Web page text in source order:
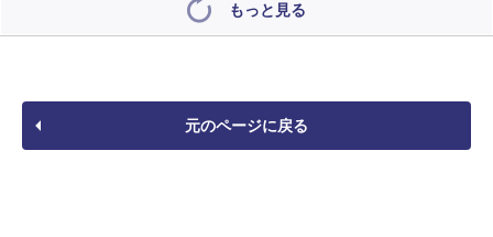
もっと見る
元のページに戻る